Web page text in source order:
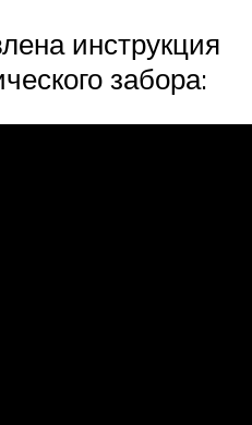
инструкция
забора: